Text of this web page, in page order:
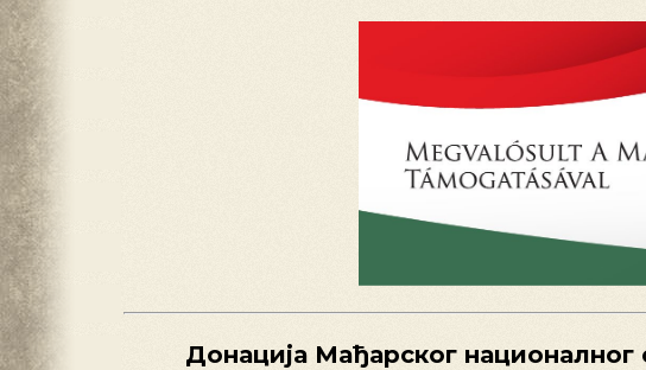
Донација Мађарског националног